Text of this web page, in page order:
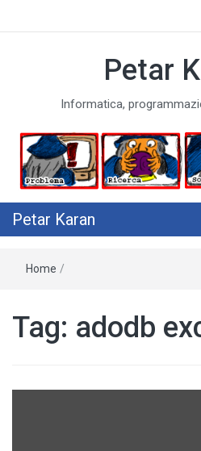
Petar
Informatica,
Petar Karan
Home /
Tag: adodb